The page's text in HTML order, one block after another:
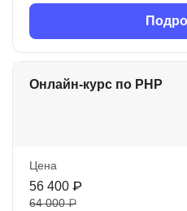
Онлайн-курс по PHP
Цена
56 400 ₽
64 000 ₽